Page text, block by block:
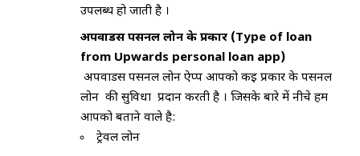
उपलब्ध हो जाती है ।
अपवार्डस पर्सनल लोन के प्रकार (Type of loan
from Upwards personal loan app)
अपवार्डस पर्सनल लोन ऐप्प आपको कई प्रकार के पर्सनल
लोन की सुविधा प्रदान करती है । जिसके बारे में नीचे हम
आपको बताने वाले है:
ट्रेवल लोन